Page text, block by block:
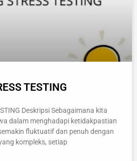
TESTING
Deskripsi Sebagaimana kita
dalam menghadapi ketidakpastian
fluktuatif dan penuh dengan
kompleks, setiap